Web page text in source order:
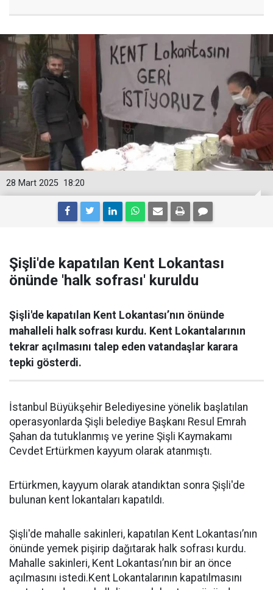
18:20
28 Mart 2025
Şişli'de kapatılan Kent Lokantası
önünde 'halk sofrası' kuruldu
Şişli'de kapatılan Kent Lokantası’nın önünde
mahalleli halk sofrası kurdu. Kent Lokantalarının
tekrar açılmasını talep eden vatandaşlar karara
tepki gösterdi.
İstanbul Büyükşehir Belediyesine yönelik başlatılan
operasyonlarda Şişli belediye Başkanı Resul Emrah
Şahan da tutuklanmış ve yerine Şişli Kaymakamı
Cevdet Ertürkmen kayyum olarak atanmıştı.
Ertürkmen, kayyum olarak atandıktan sonra Şişli'de
bulunan kent lokantaları kapatıldı.
Şişli'de mahalle sakinleri, kapatılan Kent Lokantası’nın
önünde yemek pişirip dağıtarak halk sofrası kurdu.
Mahalle sakinleri, Kent Lokantası’nın bir an önce
açılmasını istedi.Kent Lokantalarının kapatılmasını